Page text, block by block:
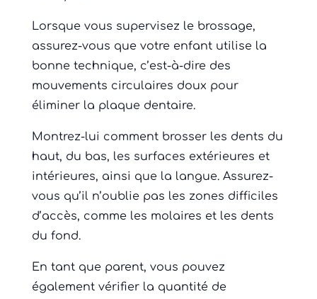
Lorsque vous supervisez le brossage,
assurez-vous que votre enfant utilise la
bonne technique, c’est-à-dire des
mouvements circulaires doux pour
éliminer la plaque dentaire.
Montrez-lui comment brosser les dents du
haut, du bas, les surfaces extérieures et
intérieures, ainsi que la langue. Assurez-
vous qu’il n’oublie pas les zones difficiles
d’accès, comme les molaires et les dents
du fond.
En tant que parent, vous pouvez
également vérifier la quantité de